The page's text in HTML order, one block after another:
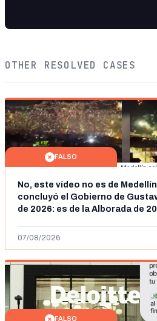
OTHER RESOLVED CASES
FALSO
No, este vídeo no es de
concluyó el Gobierno de
de 2026: es de la Alborada de
07/08/2026
FALSO